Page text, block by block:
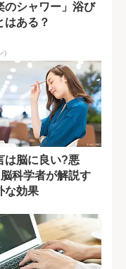
のシャワー」浴び
はある？
)
は脳に良い?悪
科学者が解説す
な効果